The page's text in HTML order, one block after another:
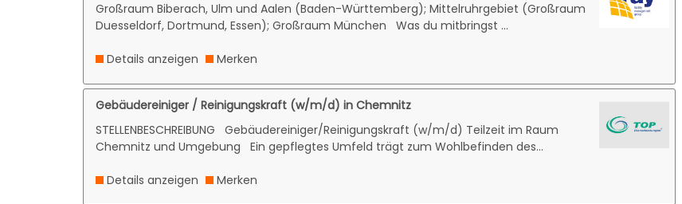
Großraum Biberach, Ulm und Aalen (Baden-Württemberg); Mittelruhrgebiet (Großraum
Duesseldorf, Dortmund, Essen); Großraum München Was du mitbringst ...
Details anzeigen Merken
Gebäudereiniger / Reinigungskraft (w/m/d) in Chemnitz
STELLENBESCHREIBUNG Gebäudereiniger/Reinigungskraft (w/m/d) Teilzeit im Raum
Chemnitz und Umgebung Ein gepflegtes Umfeld trägt zum Wohlbefinden des...
Details anzeigen Merken